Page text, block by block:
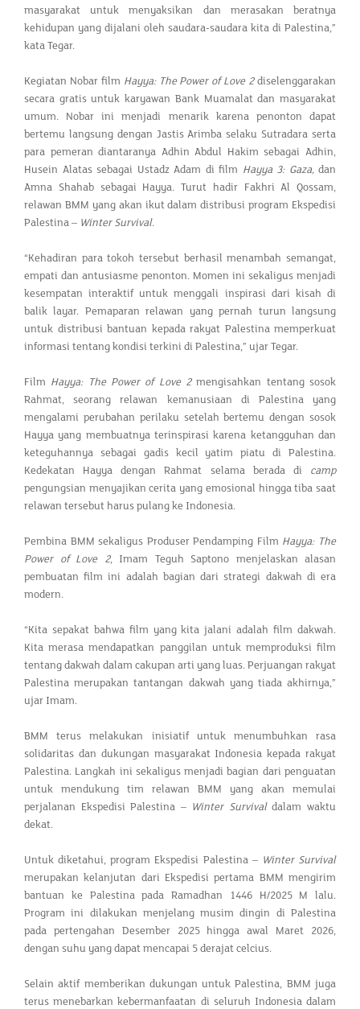
masyarakat untuk menyaksikan dan merasakan beratnya
kehidupan yang dijalani oleh saudara-saudara kita di Palestina,”
kata Tegar.
Kegiatan Nobar film Hayya: The Power of Love 2diselenggarakan
secara gratis untuk karyawan Bank Muamalat dan masyarakat
umum. Nobar ini menjadi menarik karena penonton dapat
bertemu langsung dengan Jastis Arimba selaku Sutradara serta
para pemeran diantaranya Adhin Abdul Hakim sebagai Adhin,
Husein Alatas sebagai Ustadz Adam di film Hayya 3: Gaza, dan
Amna Shahab sebagai Hayya. Turut hadir Fakhri Al Qossam,
relawan BMM yang akan ikut dalam distribusi program Ekspedisi
Palestina – Winter Survival.
“Kehadiran para tokoh tersebut berhasil menambah semangat,
empati dan antusiasme penonton. Momen ini sekaligus menjadi
kesempatan interaktif untuk menggali inspirasi dari kisah di
balik layar. Pemaparan relawan yang pernah turun langsung
untuk distribusi bantuan kepada rakyat Palestina memperkuat
informasi tentang kondisi terkini di Palestina,” ujar Tegar.
Film Hayya: The Power of Love 2mengisahkan tentang sosok
Rahmat, seorang relawan kemanusiaan di Palestina yang
mengalami perubahan perilaku setelah bertemu dengan sosok
Hayya yang membuatnya terinspirasi karena ketangguhan dan
keteguhannya sebagai gadis kecil yatim piatu di Palestina.
Kedekatan Hayya dengan Rahmat selama berada di camp
pengungsian menyajikan cerita yang emosional hingga tiba saat
relawan tersebut harus pulang ke Indonesia.
Pembina BMM sekaligus Produser Pendamping Film Hayya: The
Power of Love 2, Imam Teguh Saptono menjelaskan alasan
pembuatan film ini adalah bagian dari strategi dakwah di era
modern.
“Kita sepakat bahwa film yang kita jalani adalah film dakwah.
Kita merasa mendapatkan panggilan untuk memproduksi film
tentang dakwah dalam cakupan arti yang luas. Perjuangan rakyat
Palestina merupakan tantangan dakwah yang tiada akhirnya,”
ujar Imam.
BMM terus melakukan inisiatif untuk menumbuhkan rasa
solidaritas dan dukungan masyarakat Indonesia kepada rakyat
Palestina. Langkah ini sekaligus menjadi bagian dari penguatan
untuk mendukung tim relawan BMM yang akan memulai
perjalanan Ekspedisi Palestina – Winter Survivaldalam waktu
dekat.
Untuk diketahui, program Ekspedisi Palestina – Winter Survival
merupakan kelanjutan dari Ekspedisi pertama BMM mengirim
bantuan ke Palestina pada Ramadhan 1446 H/2025 M lalu.
Program ini dilakukan menjelang musim dingin di Palestina
pada pertengahan Desember 2025 hingga awal Maret 2026,
dengan suhu yang dapat mencapai 5 derajat celcius.
Selain aktif memberikan dukungan untuk Palestina, BMM juga
terus menebarkan kebermanfaatan di seluruh Indonesia dalam